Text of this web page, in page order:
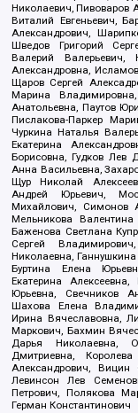
Николаевич, Пивоваров
Виталий Евгеньевич,
Александрович,
Шведов Григорий
Валерий Валерьевич,
Александровна,
Щаров Сергей
Марина
Анатольевна, Паутов
Пислакова-Паркер
Чуркина Наталья
Екатерина
Борисовна, Гудков Лев
Анна Васильевна,
Щур Николай
Андрей Юрьевич,
Михайлович, Симонов
Мельникова
Баженова Светлана
Сергей
Николаевна,
Буртина Елена
Екатерина
Юрьевна, Свечников
Шахова Елена
Ирина Вячеславовна,
Маркович, Бахмин
Дарья Николаевна,
Дмитриевна,
Александрович, Вицин
Левинсон Лев
Петрович, Полякова
Герман Константинович